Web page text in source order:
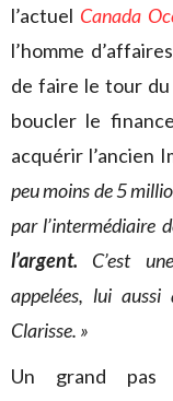
l’actuel Canada
l’homme
de faire le tour
boucler le
acquérir l’ancien
peu moins de 5
par l’intermédiaire
l’argent. C’est
appelées, lui
Clarisse. »
Un grand